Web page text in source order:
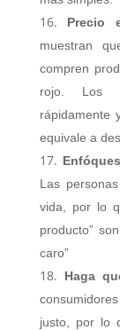
Precio
muestran
compren
rojo. Los
rápidamente
equivale a
Las
vida, por lo
producto”
caro”
Haga
justo, por lo